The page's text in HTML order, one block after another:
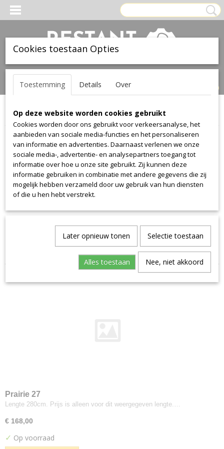
Inloggen Registreren
(0)
Home >Stof>Kvadrat>Prairie
Stof
Alcantara
Alcantara
Aristide
Aristide--warwick
Brugman
Camira
Advantage
Aquarius
Blazer Light
Sorteer op:
Prairie 27
Lengte 280cm. Prijs is alleen voor dit weergegeven lengte.…
€ 168,00
✓ Op voorraad
Cookies toestaan Opties
Toestemming Details Over
Op deze website worden cookies gebruikt
Cookies worden door ons gebruikt voor verkeersanalyse, het
aanbieden van sociale media-functies en het personaliseren
van informatie en advertenties. Daarnaast verlenen we onze
sociale media-, advertentie- en analysepartners toegang tot
informatie over hoe u onze site gebruikt. Zij kunnen deze
informatie gebruiken in combinatie met andere gegevens die zij
mogelijk hebben verzameld door uw gebruik van hun diensten
of die u hen hebt verstrekt.
Later opnieuw tonen Selectie toestaan
Alles toestaan Nee, niet akkoord